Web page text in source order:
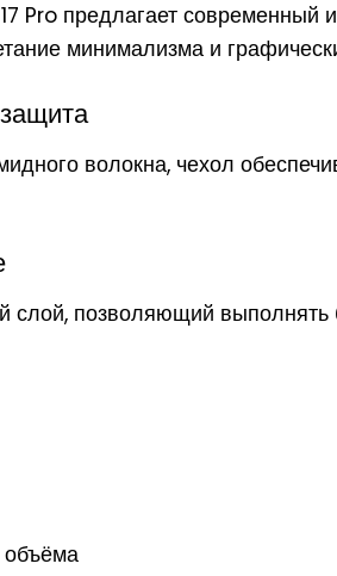
Pro предлагает
минимализма и
волокна, чехол
слой, позволяющий